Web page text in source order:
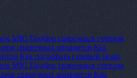
MIG Подбор сварочных горелок
сварочных аппаратов Как
Как подобрать газовый резак
MIG Подбор сварочных горелок
сварочных аппаратов Как